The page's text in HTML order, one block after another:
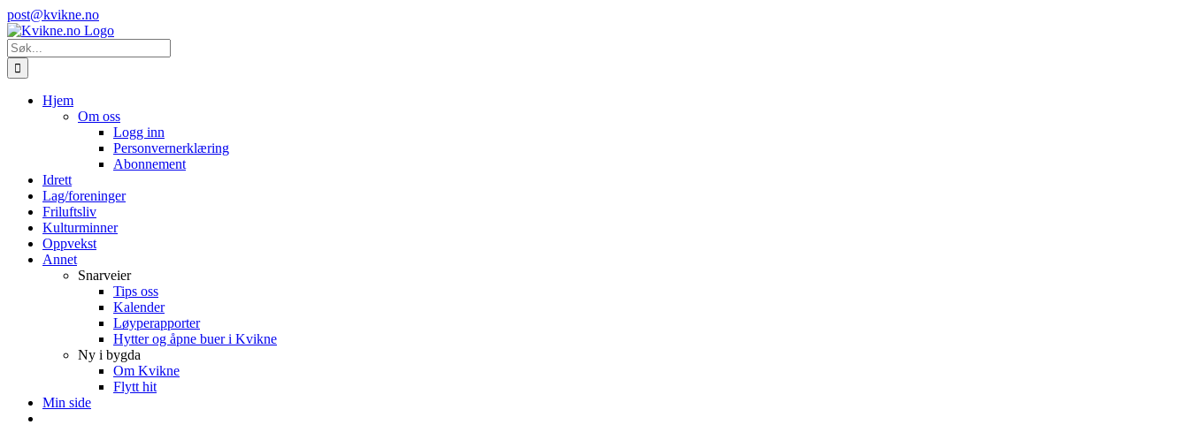
Skip
to
content
Instagram
E-
post
post@kvikne.no
Søk
etter:
Hjem
Om oss
Logg inn
Personvernerklæring
Abonnement
Idrett
Lag/foreninger
Friluftsliv
Kulturminner
Oppvekst
Annet
Snarveier
Tips oss
Kalender
Løyperapporter
Hytter og åpne buer i Kvikne
Ny i bygda
Om Kvikne
Flytt hit
Min side